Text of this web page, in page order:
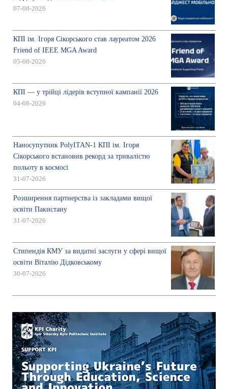
07-08-2026
КПІ ім. Ігоря Сікорського став лауреатом 2026
Friend of IEEE MGA Award
05-08-2026
КПІ — у трійці лідерів вступної кампанії 2026
04-08-2026
Наносупутник PolyITAN-1 КПІ ім. Ігоря
Сікорського встановив рекорд за тривалістю
польоту в космосі
31-07-2026
Розширення партнерства із закладами вищої
освіти Пакистану
31-07-2026
Стипендія КМУ за видатні заслуги у сфері вищої
освіти Віталію Дідковському
30-07-2026